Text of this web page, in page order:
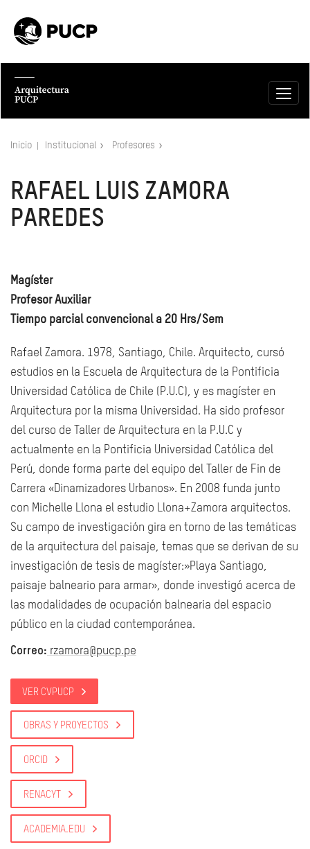
Inicio Institucional Profesores
RAFAEL LUIS ZAMORA
PAREDES
Magíster
Profesor Auxiliar
Tiempo parcial convencional a 20 Hrs/Sem
Rafael Zamora. 1978, Santiago, Chile. Arquitecto, cursó
estudios en la Escuela de Arquitectura de la Pontificia
Universidad Católica de Chile (P.U.C), y es magíster en
Arquitectura por la misma Universidad. Ha sido profesor
del curso de Taller de Arquitectura en la P.U.C y
actualmente en la Pontificia Universidad Católica del
Perú, donde forma parte del equipo del Taller de Fin de
Carrera «Dinamizadores Urbanos». En 2008 funda junto
con Michelle Llona el estudio Llona+Zamora arquitectos.
Su campo de investigación gira en torno de las temáticas
de la arquitectura del paisaje, temas que se derivan de su
investigación de tesis de magíster:»Playa Santiago,
paisaje balneario para armar», donde investigó acerca de
las modalidades de ocupación balnearia del espacio
público en la ciudad contemporánea.
Correo: rzamora@pucp.pe
VER CVPUCP
OBRAS Y PROYECTOS
ORCID
RENACYT
ACADEMIA.EDU